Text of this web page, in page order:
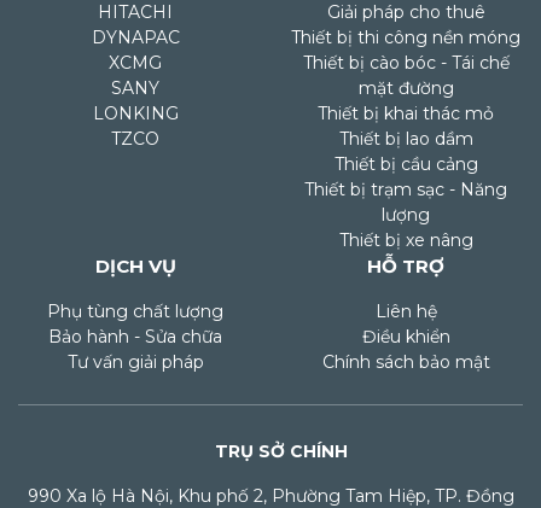
HITACHI
DYNAPAC
XCMG
SANY
LONKING
TZCO
Giải pháp cho thuê
Thiết bị thi công nền móng
Thiết bị cào bóc - Tái chế
mặt đường
Thiết bị khai thác mỏ
Thiết bị lao dầm
Thiết bị cầu cảng
Thiết bị trạm sạc - Năng
lượng
Thiết bị xe nâng
DỊCH VỤ
Phụ tùng chất lượng
Bảo hành - Sửa chữa
Tư vấn giải pháp
HỖ TRỢ
Liên hệ
Điều khiển
Chính sách bảo mật
TRỤ SỞ CHÍNH
990 Xa lộ Hà Nội, Khu phố 2, Phường Tam Hiệp, TP. Đồng